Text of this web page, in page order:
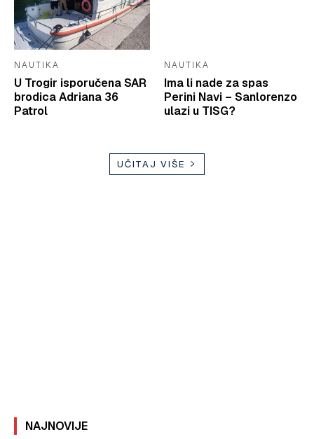
NAUTIKA
U Trogir isporučena SAR
brodica Adriana 36
Patrol
NAUTIKA
Ima li nade za spas
Perini Navi – Sanlorenzo
ulazi u TISG?
UČITAJ VIŠE
NAJNOVIJE